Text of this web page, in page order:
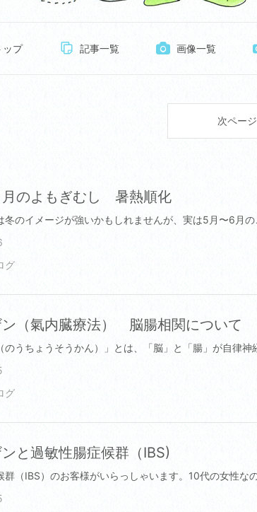
ップ 記事一覧 画像一覧
次ページ
月のよもぎむし 暑熱順化
グ
ン（氣内臓療法） 脳腸相関について
グ
と過敏性腸症候群（IBS)